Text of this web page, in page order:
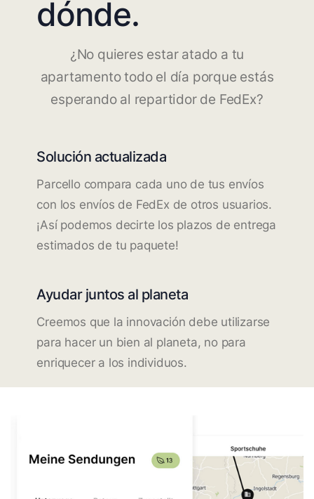
dónde.
¿No quieres estar atado a tu
apartamento todo el día porque estás
esperando al repartidor de FedEx?
Solución actualizada
Parcello compara cada uno de tus envíos
con los envíos de FedEx de otros usuarios.
¡Así podemos decirte los plazos de entrega
estimados de tu paquete!
Ayudar juntos al planeta
Creemos que la innovación debe utilizarse
para hacer un bien al planeta, no para
enriquecer a los individuos.